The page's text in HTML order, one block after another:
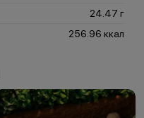
24.47 г
256.96 ккал